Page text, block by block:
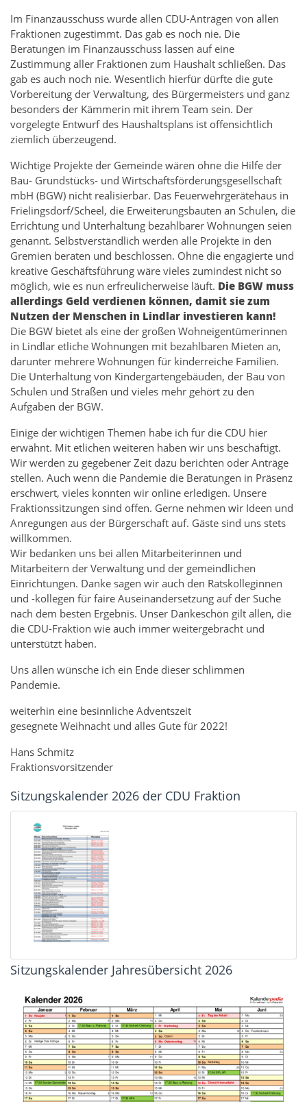
Im Finanzausschuss wurde allen CDU-Anträgen von allen
Fraktionen zugestimmt. Das gab es noch nie. Die
Beratungen im Finanzausschuss lassen auf eine
Zustimmung aller Fraktionen zum Haushalt schließen. Das
gab es auch noch nie. Wesentlich hierfür dürfte die gute
Vorbereitung der Verwaltung, des Bürgermeisters und ganz
besonders der Kämmerin mit ihrem Team sein. Der
vorgelegte Entwurf des Haushaltsplans ist offensichtlich
ziemlich überzeugend.
Wichtige Projekte der Gemeinde wären ohne die Hilfe der
Bau- Grundstücks- und Wirtschaftsförderungsgesellschaft
mbH (BGW) nicht realisierbar. Das Feuerwehrgerätehaus in
Frielingsdorf/Scheel, die Erweiterungsbauten an Schulen, die
Errichtung und Unterhaltung bezahlbarer Wohnungen seien
genannt. Selbstverständlich werden alle Projekte in den
Gremien beraten und beschlossen. Ohne die engagierte und
kreative Geschäftsführung wäre vieles zumindest nicht so
möglich, wie es nun erfreulicherweise läuft. Die BGW muss
allerdings Geld verdienen können, damit sie zum
Nutzen der Menschen in Lindlar investieren kann!
Die BGW bietet als eine der großen Wohneigentümerinnen
in Lindlar etliche Wohnungen mit bezahlbaren Mieten an,
darunter mehrere Wohnungen für kinderreiche Familien.
Die Unterhaltung von Kindergartengebäuden, der Bau von
Schulen und Straßen und vieles mehr gehört zu den
Aufgaben der BGW.
Einige der wichtigen Themen habe ich für die CDU hier
erwähnt. Mit etlichen weiteren haben wir uns beschäftigt.
Wir werden zu gegebener Zeit dazu berichten oder Anträge
stellen. Auch wenn die Pandemie die Beratungen in Präsenz
erschwert, vieles konnten wir online erledigen. Unsere
Fraktionssitzungen sind offen. Gerne nehmen wir Ideen und
Anregungen aus der Bürgerschaft auf. Gäste sind uns stets
willkommen.
Wir bedanken uns bei allen Mitarbeiterinnen und
Mitarbeitern der Verwaltung und der gemeindlichen
Einrichtungen. Danke sagen wir auch den Ratskolleginnen
und -kollegen für faire Auseinandersetzung auf der Suche
nach dem besten Ergebnis. Unser Dankeschön gilt allen, die
die CDU-Fraktion wie auch immer weitergebracht und
unterstützt haben.
Uns allen wünsche ich ein Ende dieser schlimmen
Pandemie.
weiterhin eine besinnliche Adventszeit
gesegnete Weihnacht und alles Gute für 2022!
Hans Schmitz
Fraktionsvorsitzender
Sitzungskalender 2026 der CDU Fraktion
Sitzungskalender Jahresübersicht 2026